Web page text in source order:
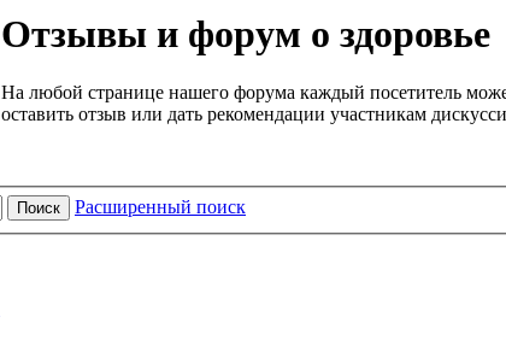
Отзывы и форум о здоровье
На любой странице нашего форума каждый посетитель
оставить отзыв или дать рекомендации участникам
Поиск Расширенный поиск